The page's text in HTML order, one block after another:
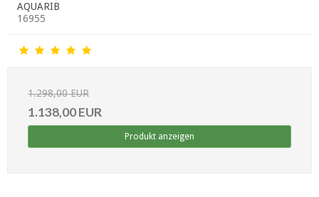
AQUARIB
16955
1.298,00 EUR
1.138,00 EUR
Produkt anzeigen